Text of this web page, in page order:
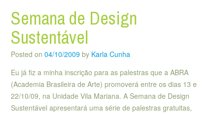
Semana de Design
Sustentável
Posted on 04/10/2009 by Karla Cunha
Eu já fiz a minha inscrição para as palestras que a ABRA
(Academia Brasileira de Arte) promoverá entre os dias 13 e
22/10/09, na Unidade Vila Mariana. A Semana de Design
Sustentável apresentará uma série de palestras gratuitas,